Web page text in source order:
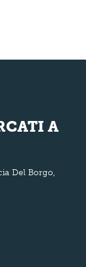
A
Del Borgo,